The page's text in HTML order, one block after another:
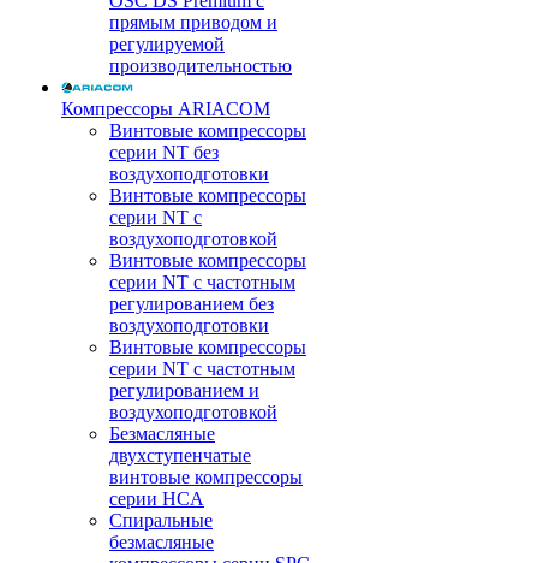
прямым приводом и
регулируемой
производительностью
Компрессоры ARIACOM
Винтовые компрессоры
серии NT без
воздухоподготовки
Винтовые компрессоры
серии NT c
воздухоподготовкой
Винтовые компрессоры
серии NT с частотным
регулированием без
воздухоподготовки
Винтовые компрессоры
серии NT с частотным
регулированием и
воздухоподготовкой
Безмасляные
двухступенчатые
винтовые компрессоры
серии HCA
Спиральные
безмасляные